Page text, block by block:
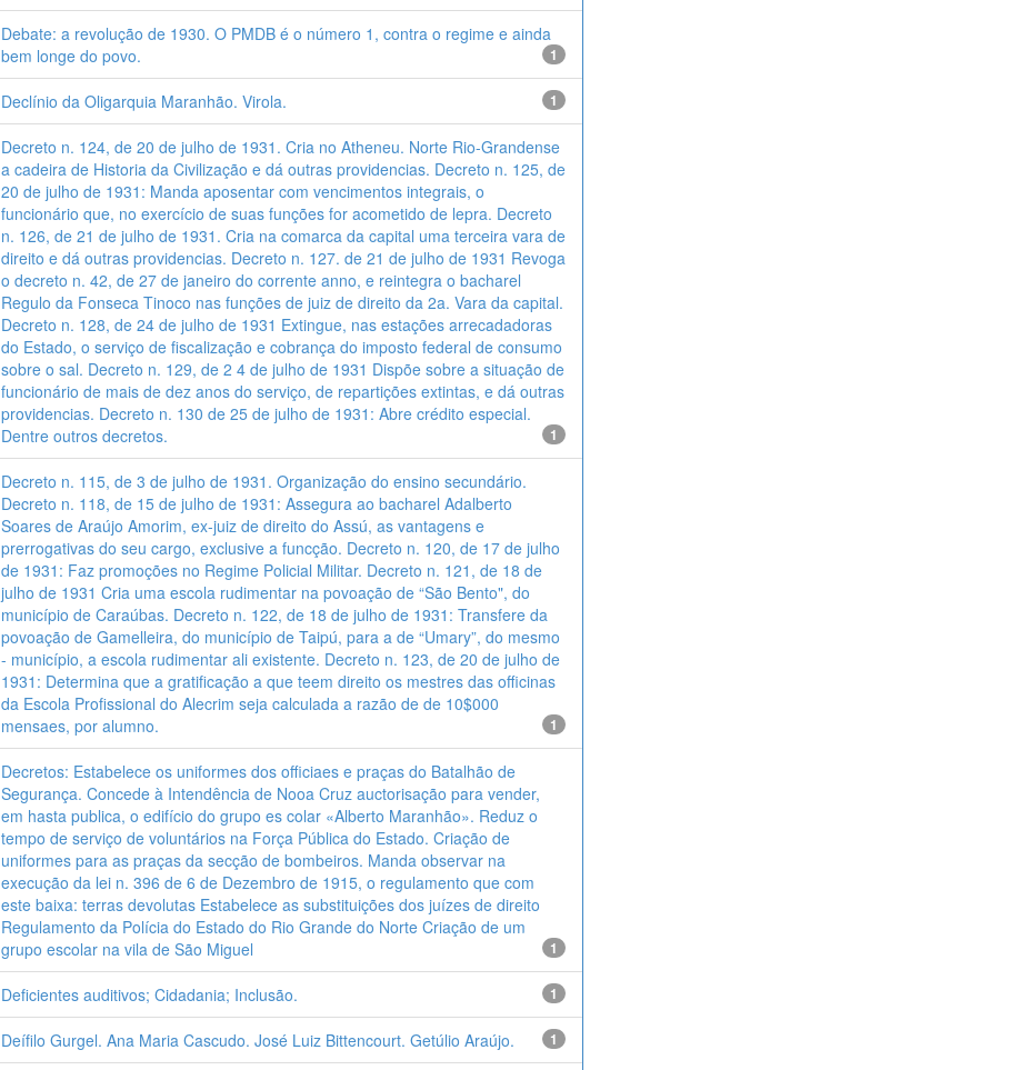
Debate: a revolução de 1930. O PMDB é o número 1, contra o regime e ainda
bem longe do povo.
1
Declínio da Oligarquia Maranhão. Virola. 1
Decreto n. 124, de 20 de julho de 1931. Cria no Atheneu. Norte Rio-Grandense
a cadeira de Historia da Civilização e dá outras providencias. Decreto n. 125, de
20 de julho de 1931: Manda aposentar com vencimentos integrais, o
funcionário que, no exercício de suas funções for acometido de lepra. Decreto
n. 126, de 21 de julho de 1931. Cria na comarca da capital uma terceira vara de
direito e dá outras providencias. Decreto n. 127. de 21 de julho de 1931 Revoga
o decreto n. 42, de 27 de janeiro do corrente anno, e reintegra o bacharel
Regulo da Fonseca Tinoco nas funções de juiz de direito da 2a. Vara da capital.
Decreto n. 128, de 24 de julho de 1931 Extingue, nas estações arrecadadoras
do Estado, o serviço de fiscalização e cobrança do imposto federal de consumo
sobre o sal. Decreto n. 129, de 2 4 de julho de 1931 Dispõe sobre a situação de
funcionário de mais de dez anos do serviço, de repartições extintas, e dá outras
providencias. Decreto n. 130 de 25 de julho de 1931: Abre crédito especial.
Dentre outros decretos.
1
Decreto n. 115, de 3 de julho de 1931. Organização do ensino secundário.
Decreto n. 118, de 15 de julho de 1931: Assegura ao bacharel Adalberto
Soares de Araújo Amorim, ex-juiz de direito do Assú, as vantagens e
prerrogativas do seu cargo, exclusive a funcção. Decreto n. 120, de 17 de julho
de 1931: Faz promoções no Regime Policial Militar. Decreto n. 121, de 18 de
julho de 1931 Cria uma escola rudimentar na povoação de “São Bento", do
município de Caraúbas. Decreto n. 122, de 18 de julho de 1931: Transfere da
povoação de Gamelleira, do município de Taipú, para a de “Umary”, do mesmo
- município, a escola rudimentar ali existente. Decreto n. 123, de 20 de julho de
1931: Determina que a gratificação a que teem direito os mestres das officinas
da Escola Profissional do Alecrim seja calculada a razão de de 10$000
mensaes, por alumno.
1
Decretos: Estabelece os uniformes dos officiaes e praças do Batalhão de
Segurança. Concede à Intendência de Nooa Cruz auctorisação para vender,
em hasta publica, o edifício do grupo es colar «Alberto Maranhão». Reduz o
tempo de serviço de voluntários na Força Pública do Estado. Criação de
uniformes para as praças da secção de bombeiros. Manda observar na
execução da lei n. 396 de 6 de Dezembro de 1915, o regulamento que com
este baixa: terras devolutas Estabelece as substituições dos juízes de direito
Regulamento da Polícia do Estado do Rio Grande do Norte Criação de um
grupo escolar na vila de São Miguel
1
Deficientes auditivos; Cidadania; Inclusão. 1
Deífilo Gurgel. Ana Maria Cascudo. José Luiz Bittencourt. Getúlio Araújo. 1